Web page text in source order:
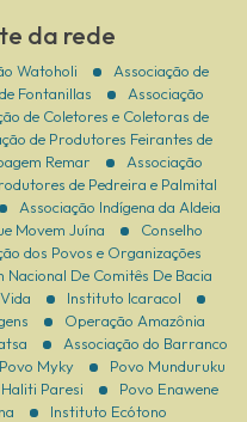
da rede
Watoholi
Associação de
Fontanillas
Associação
de Coletores e Coletoras de
de Produtores Feirantes de
Remar
Associação
de Pedreira e Palmital
Associação Indígena da Aldeia
Movem Juína
Conselho
dos Povos e Organizações
Nacional De Comitês De Bacia
Instituto Icaracol
Operação Amazônia
Associação do Barranco
Povo Myky
Povo Munduruku
Paresi
Povo Enawene
Instituto Ecótono